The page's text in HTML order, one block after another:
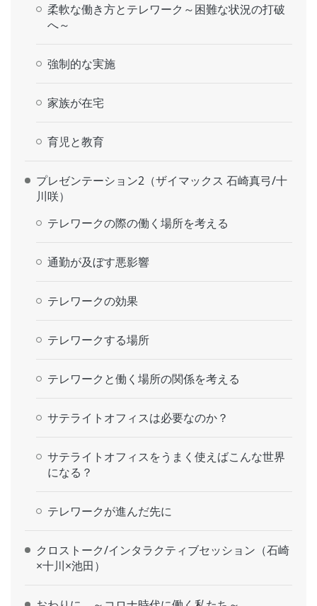
柔軟な働き方とテレワーク～困難な状況の打破
へ～
強制的な実施
家族が在宅
育児と教育
プレゼンテーション2（ザイマックス 石崎真弓/十
川咲）
テレワークの際の働く場所を考える
通勤が及ぼす悪影響
テレワークの効果
テレワークする場所
テレワークと働く場所の関係を考える
サテライトオフィスは必要なのか？
サテライトオフィスをうまく使えばこんな世界
になる？
テレワークが進んだ先に
クロストーク/インタラクティブセッション（石崎
×十川×池田）